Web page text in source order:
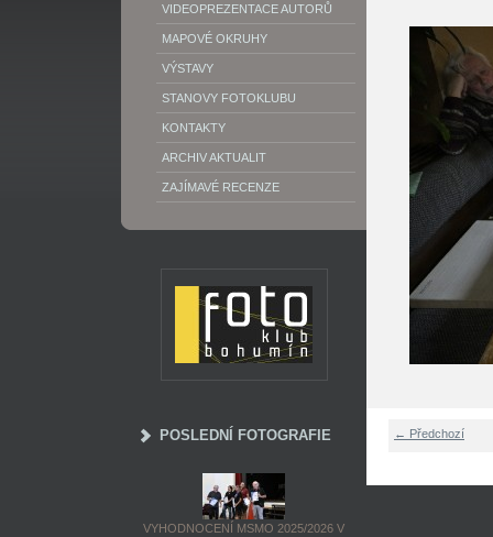
VIDEOPREZENTACE AUTORŮ
MAPOVÉ OKRUHY
VÝSTAVY
STANOVY FOTOKLUBU
KONTAKTY
ARCHIV AKTUALIT
ZAJÍMAVÉ RECENZE
POSLEDNÍ FOTOGRAFIE
VYHODNOCENÍ MSMO 2025/2026 V
← Předchozí